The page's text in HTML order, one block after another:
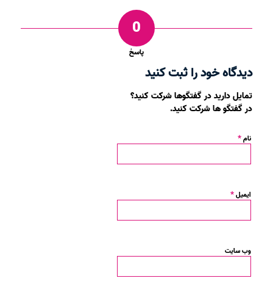
0
پاسخ
دیدگاه خود را ثبت کنید
تمایل دارید در گفتگوها شرکت کنید؟
در گفتگو ها شرکت کنید.
نام*
ایمیل*
وب‌ سایت